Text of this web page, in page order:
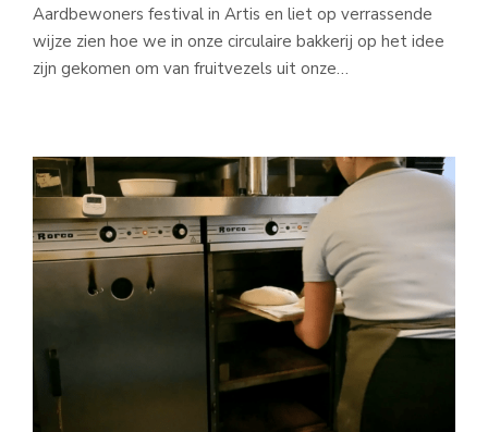
Aardbewoners festival in Artis en liet op verrassende
wijze zien hoe we in onze circulaire bakkerij op het idee
zijn gekomen om van fruitvezels uit onze…